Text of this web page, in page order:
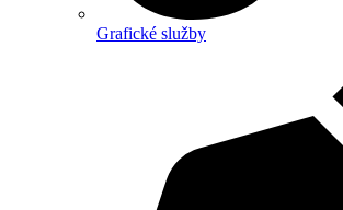
Grafické služby